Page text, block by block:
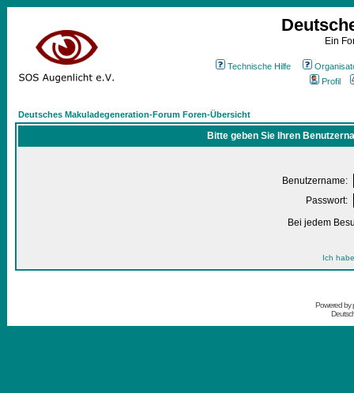
Ein
Technische Hilfe
Profil
Deutsches Makuladegeneration-Forum Foren-Übersicht
Bitte geben Sie Ihren
Benutzername:
Passwort:
Bei jedem
Ich
Powered by